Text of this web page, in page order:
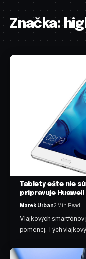
Značka:
Tablety ešte nie
pripravuje Huawei!
Marek Urban2 Min Read
Vlajkových smartfónov
pomenej. Tých